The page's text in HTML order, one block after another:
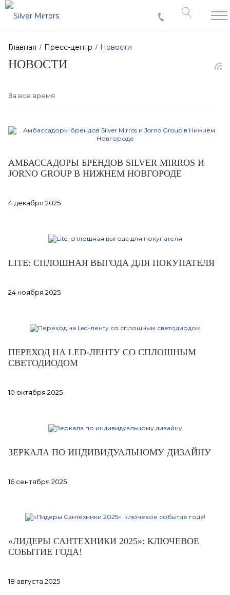
Главная Пресс-центр Новости
НОВОСТИ
АМБАССАДОРЫ БРЕНДОВ SILVER MIRROS И
JORNO GROUP В НИЖНЕМ НОВГОРОДЕ
4 декабря 2025
LITE: СПЛОШНАЯ ВЫГОДА ДЛЯ ПОКУПАТЕЛЯ
24 ноября 2025
ПЕРЕХОД НА LED-ЛЕНТУ СО СПЛОШНЫМ
СВЕТОДИОДОМ
10 октября 2025
ЗЕРКАЛА ПО ИНДИВИДУАЛЬНОМУ ДИЗАЙНУ
16 сентября 2025
«ЛИДЕРЫ САНТЕХНИКИ 2025»: КЛЮЧЕВОЕ
СОБЫТИЕ ГОДА!
18 августа 2025